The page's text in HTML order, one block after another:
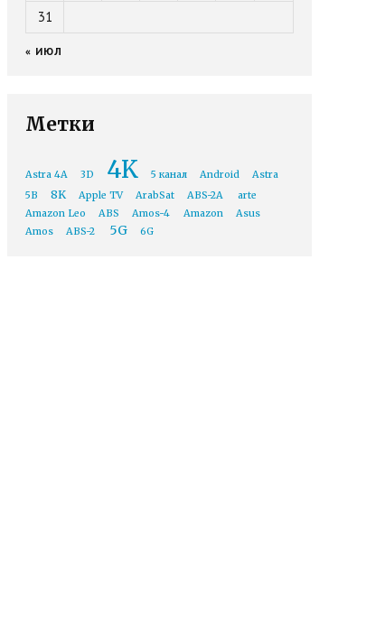
31
« ИЮЛ
Метки
Astra 4A 3D 4K 5 канал Android
Astra
5B
8K Apple TV ArabSat ABS-2A
arte
Amazon Leo
ABS Amos-4 Amazon
Asus
Amos
ABS-2 5G 6G